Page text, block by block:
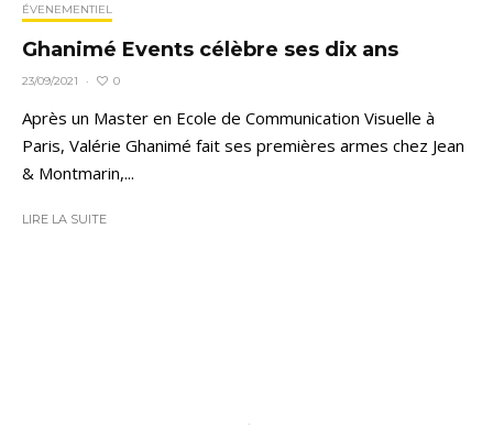
ÉVENEMENTIEL
Ghanimé Events célèbre ses dix ans
23/09/2021 · 0
Après un Master en Ecole de Communication Visuelle à
Paris, Valérie Ghanimé fait ses premières armes chez Jean
& Montmarin,...
LIRE LA SUITE